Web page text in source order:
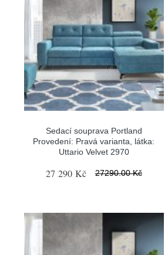
Sedací souprava Portland
Provedení: Pravá varianta, látka:
Uttario Velvet 2970
27 290 Kč 27290.00 Kč